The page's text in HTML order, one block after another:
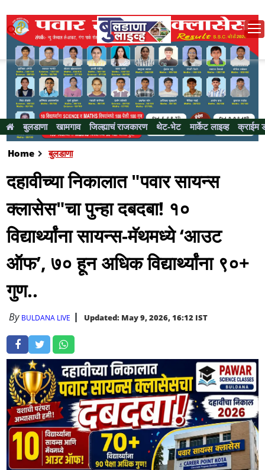
बुलडाणा खामगाव जिल्ह्याचं राजकारण थेट-भेट मार्केट लाइव्ह क्राईम
Home बुलडाणा
दहावीच्या निकालात "पवार सायन्स
क्लासेस"चा पुन्हा दबदबा! १०
विद्यार्थ्यांना सायन्स-मॅथमध्ये ‘आउट
ऑफ’, ७० हून अधिक विद्यार्थ्यांना ९०+
गुण..
By BULDANA LIVE Updated: May 9, 2026, 16:12 IST